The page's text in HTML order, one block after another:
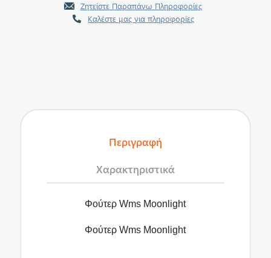
Ζητείστε Παραπάνω Πληροφορίες
Καλέστε μας για πληροφορίες
Περιγραφή
Χαρακτηριστικά
Φούτερ Wms Moonlight
Φούτερ Wms Moonlight